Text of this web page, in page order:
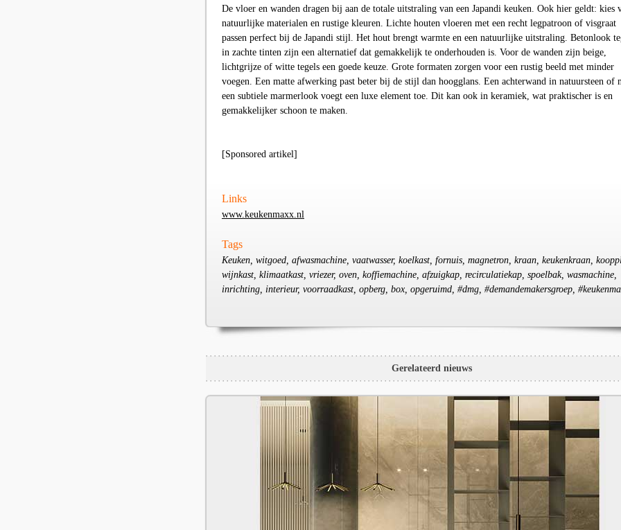
De vloer en wanden dragen bij aan de totale uitstraling van een Japandi keuken. Ook hier geldt: kies
natuurlijke materialen en rustige kleuren. Lichte houten vloeren met een recht legpatroon of visgraat
passen perfect bij de Japandi stijl. Het hout brengt warmte en een natuurlijke uitstraling. Betonlook
in zachte tinten zijn een alternatief dat gemakkelijk te onderhouden is. Voor de wanden zijn beige,
lichtgrijze of witte tegels een goede keuze. Grote formaten zorgen voor een rustig beeld met minder
voegen. Een matte afwerking past beter bij de stijl dan hoogglans. Een achterwand in natuursteen of
een subtiele marmerlook voegt een luxe element toe. Dit kan ook in keramiek, wat praktischer is en
gemakkelijker schoon te maken.
[Sponsored artikel]
Links
www.keukenmaxx.nl
Tags
Keuken, witgoed, afwasmachine, vaatwasser, koelkast, fornuis, magnetron, kraan, keukenkraan,
wijnkast, klimaatkast, vriezer, oven, koffiemachine, afzuigkap, recirculatiekap, spoelbak, wasmachine,
inrichting, interieur, voorraadkast, opberg, box, opgeruimd, #dmg, #demandemakersgroep,
Gerelateerd nieuws